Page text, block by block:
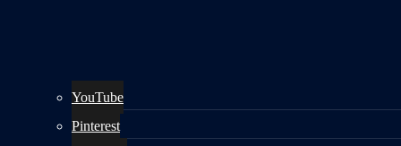
YouTube
Pinterest